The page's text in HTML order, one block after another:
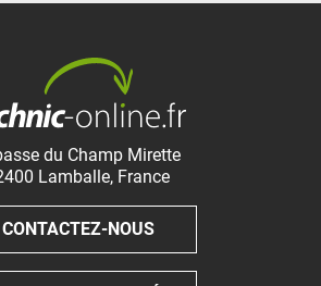
du Champ Mirette
Lamballe, France
CONTACTEZ-NOUS